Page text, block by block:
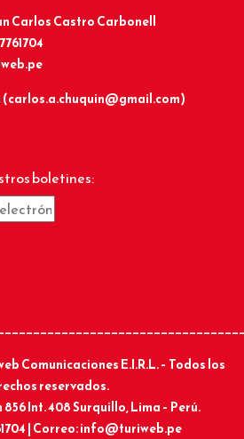
Carlos Castro Carbonell
boletines:
Comunicaciones E.I.R.L. – Todos los
reservados.
Int. 408 Surquillo, Lima – Perú.
| Correo: info@turiweb.pe